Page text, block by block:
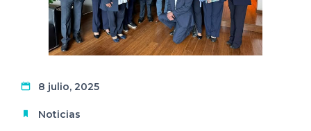
8 julio, 2025
Noticias